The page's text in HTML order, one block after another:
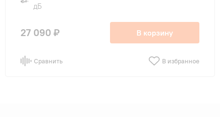
дБ
27 090 ₽ В корзину
Сравнить В избранное